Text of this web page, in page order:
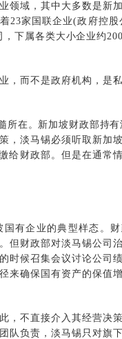
域，其中大多数是新加
23家国联企业(政府控
下属各类大小企业约
而不是政府机构，是
在。新加坡财政部持有
，淡马锡必须听取新加
给财政部。但是在通常
企业的典型样态。财
但财政部对淡马锡公司
时候召集会议讨论公司
来确保国有资产的保值
不直接介入其经营决
队负责，淡马锡只对旗